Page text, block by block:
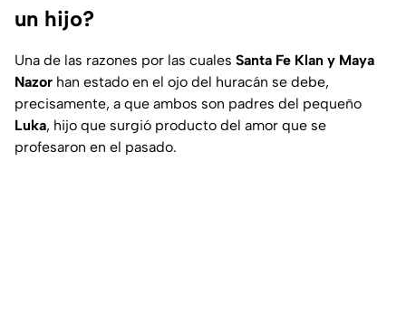
un hijo?
Una de las razones por las cuales Santa Fe Klan y Maya
Nazor han estado en el ojo del huracán se debe,
precisamente, a que ambos son padres del pequeño
Luka, hijo que surgió producto del amor que se
profesaron en el pasado.